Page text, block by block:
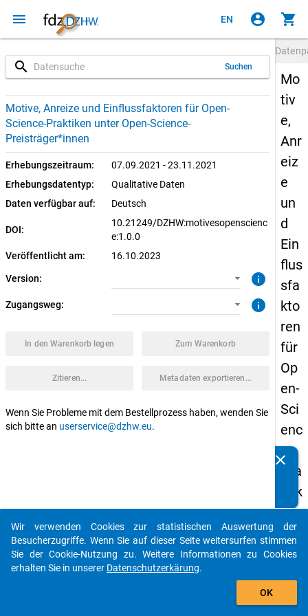
menu EN account_circle shopping_cart
search Suchen
Motive, Anreize und Einflussfaktoren für Open-
Science-Praktiken unter Open-Science-
Preisträger*innen
Erhebungszeitraum:
07.09.2021 - 23.11.2021
Erhebungsdatentyp:
Qualitative Daten
Daten verfügbar auf:
Deutsch
DOI:
10.21249/DZHW:motivesopenscienc
e:1.0.0
Veröffentlicht am:
16.10.2023
Version:
1.0.0 (aktuell)
info
Zugangsweg:
CUF: Download
SUF: Download
info
In den Warenkorb legen Zum Warenkorb
Zitieren... Metadaten exportieren...
Wenn Sie Probleme mit dem Bestellprozess haben, wenden Sie
sich bitte an userservice@dzhw.eu.
Mo
tiv
e,
Anr
eiz
e
un
d
Ein
flus
sfa
kto
ren
für
Op
en-
Sci
enc
e-
Pra
ktik
en
unt
er
clear
auto_stories
add_shopping_cart
Wir verwenden Cookies zur statistischen Auswertung der
Besucherzugriffe. Wenn Sie auf dieser Seite weitersurfen stimmen
Sie der Cookie-Nutzung zu. Weitere Informationen zu Cookies
erhalten Sie in unserer Datenschutzerkärung.
OK